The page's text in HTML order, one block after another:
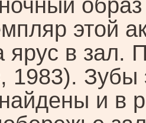
этой
ярус в зал.
1983). Зубы
и в